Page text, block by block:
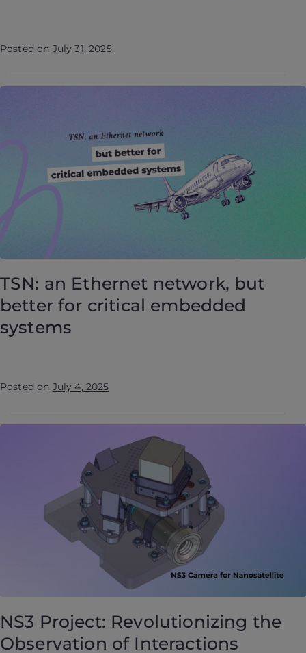
Posted on July 31, 2025
TSN: an Ethernet network, but
better for critical embedded
systems
Posted on July 4, 2025
NS3 Project: Revolutionizing the
Observation of Interactions